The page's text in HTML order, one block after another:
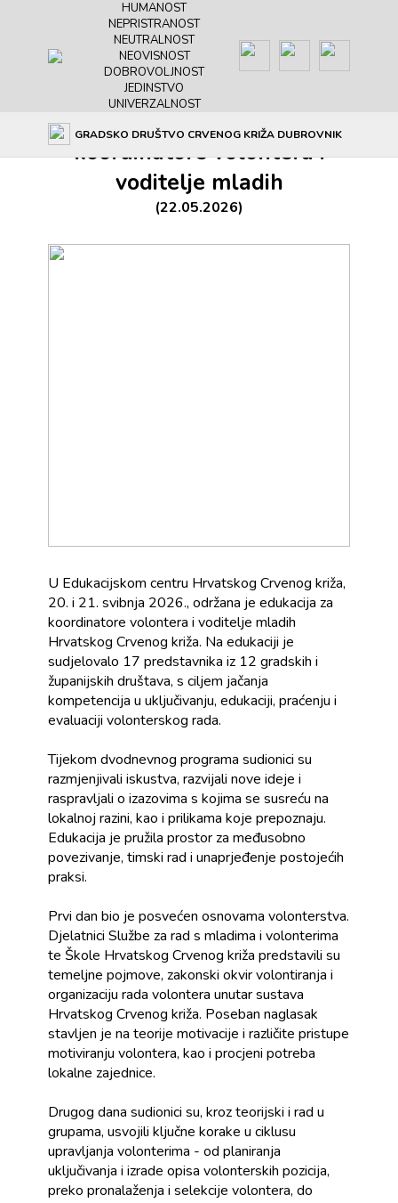
HUMANOST
NEPRISTRANOST
NEUTRALNOST
NEOVISNOST
DOBROVOLJNOST
JEDINSTVO
UNIVERZALNOST
GRADSKO DRUŠTVO CRVENOG KRIŽA DUBROVNIK
Održana edukacija za
koordinatore volontera i
voditelje mladih
(22.05.2026)
U Edukacijskom centru Hrvatskog Crvenog križa,
20. i 21. svibnja 2026., održana je edukacija za
koordinatore volontera i voditelje mladih
Hrvatskog Crvenog križa. Na edukaciji je
sudjelovalo 17 predstavnika iz 12 gradskih i
županijskih društava, s ciljem jačanja
kompetencija u uključivanju, edukaciji, praćenju i
evaluaciji volonterskog rada.
Tijekom dvodnevnog programa sudionici su
razmjenjivali iskustva, razvijali nove ideje i
raspravljali o izazovima s kojima se susreću na
lokalnoj razini, kao i prilikama koje prepoznaju.
Edukacija je pružila prostor za međusobno
povezivanje, timski rad i unaprjeđenje postojećih
praksi.
Prvi dan bio je posvećen osnovama volonterstva.
Djelatnici Službe za rad s mladima i volonterima
te Škole Hrvatskog Crvenog križa predstavili su
temeljne pojmove, zakonski okvir volontiranja i
organizaciju rada volontera unutar sustava
Hrvatskog Crvenog križa. Poseban naglasak
stavljen je na teorije motivacije i različite pristupe
motiviranju volontera, kao i procjeni potreba
lokalne zajednice.
Drugog dana sudionici su, kroz teorijski i rad u
grupama, usvojili ključne korake u ciklusu
upravljanja volonterima - od planiranja
uključivanja i izrade opisa volonterskih pozicija,
preko pronalaženja i selekcije volontera, do